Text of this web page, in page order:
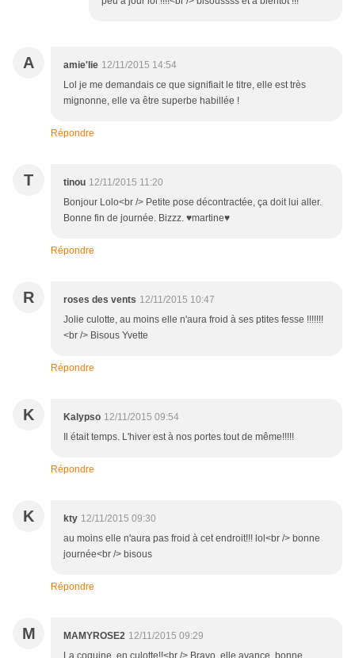
A amie'lie 12/11/2015 14:54
Lol je me demandais ce que signifiait le titre, elle est très
mignonne, elle va être superbe habillée !
Répondre
T tinou 12/11/2015 11:20
Bonjour Lolo<br /> Petite pose décontractée, ça doit lui aller.
Bonne fin de journée. Bizzz. ♥martine♥
Répondre
R roses des vents 12/11/2015 10:47
Jolie culotte, au moins elle n'aura froid à ses ptites fesse !!!!!!!
<br /> Bisous Yvette
Répondre
K Kalypso 12/11/2015 09:54
Il était temps. L'hiver est à nos portes tout de même!!!!!
Répondre
K kty 12/11/2015 09:30
au moins elle n'aura pas froid à cet endroit!!! lol<br /> bonne
journée<br /> bisous
Répondre
M MAMYROSE2 12/11/2015 09:29
La coquine, en culotte!!<br /> Bravo, elle avance, bonne